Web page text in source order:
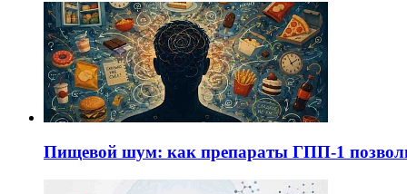
Пищевой шум: как препараты ГПП-1